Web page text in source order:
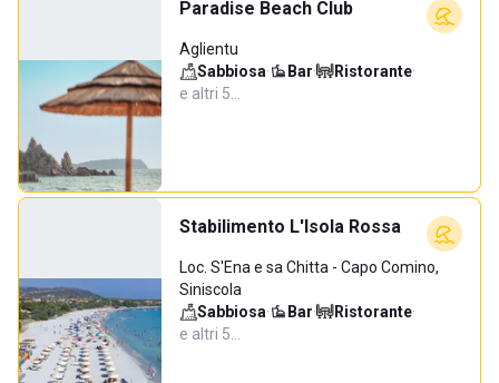
Paradise Beach Club
Aglientu
Sabbiosa· Bar· Ristorante·
e altri 5…
Stabilimento L'Isola Rossa
Loc. S'Ena e sa Chitta - Capo Comino,
Siniscola
Sabbiosa· Bar· Ristorante·
e altri 5…